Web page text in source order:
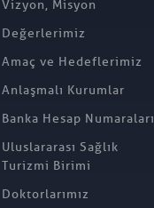
Vizyon, Misyon
Değerlerimiz
Amaç ve Hedeflerimiz
Anlaşmalı Kurumlar
Banka Hesap Numaraları
Uluslararası Sağlık
Turizmi Birimi
Doktorlarımız